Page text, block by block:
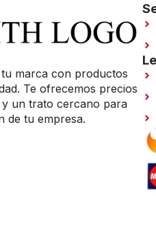
marca con productos
Te ofrecemos precios
un trato cercano para
de tu empresa.